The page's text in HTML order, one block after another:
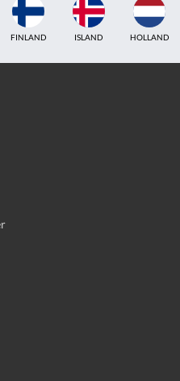
INDIEN ESTLAND